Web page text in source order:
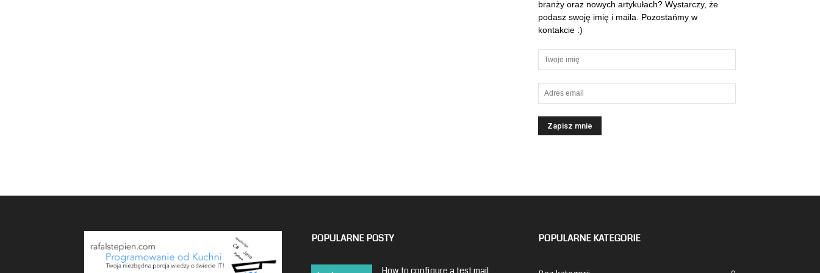
branży oraz nowych artykułach? Wystarczy, że
podasz swoję imię i maila. Pozostańmy w
kontakcie :)
POPULARNE POSTY
How to configure a test mail
POPULARNE KATEGORIE